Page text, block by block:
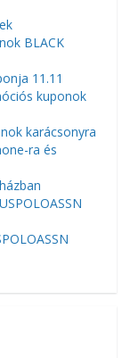
BLACK
11.11
kuponok
karácsonyra
ra és